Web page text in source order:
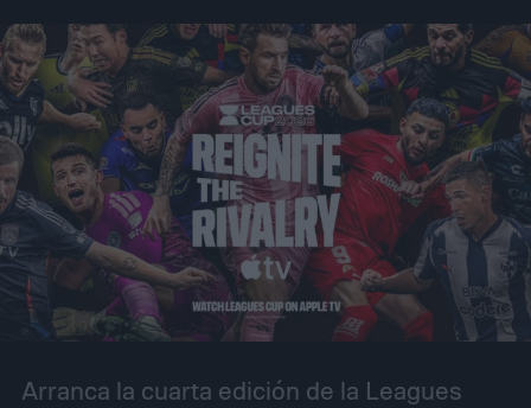
Arranca la cuarta edición de la Leagues